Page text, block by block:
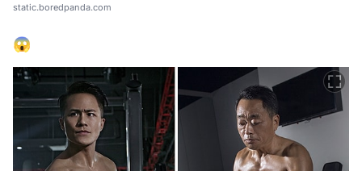
static.boredpanda.com
😱